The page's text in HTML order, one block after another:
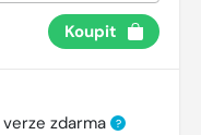
Koupit
zdarma ?